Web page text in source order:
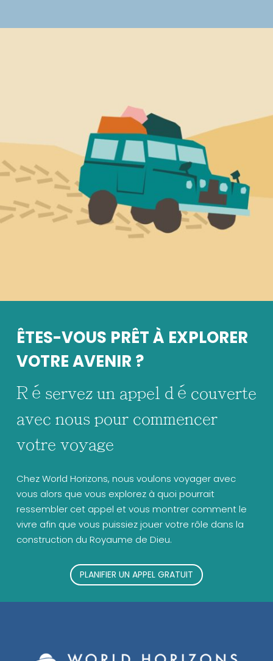
ÊTES-VOUS PRÊT À EXPLORER
VOTRE AVENIR ?
Réservez un appel découverte
avec nous pour commencer
votre voyage
Chez World Horizons, nous voulons voyager avec
vous alors que vous explorez à quoi pourrait
ressembler cet appel et vous montrer comment le
vivre afin que vous puissiez jouer votre rôle dans la
construction du Royaume de Dieu.
PLANIFIER UN APPEL GRATUIT